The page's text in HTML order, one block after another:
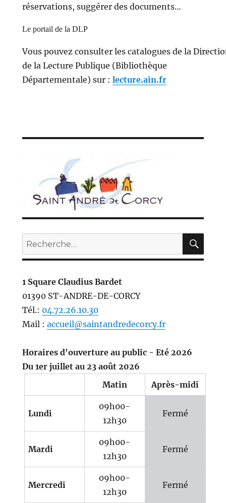
réservations, suggérer des documents…
Le portail de la DLP
Vous pouvez consulter les catalogues de la
de la Lecture Publique (Bibliothèque
Départementale) sur : lecture.ain.fr
Recherche
pour :
1 Square Claudius Bardet
01390 ST-ANDRE-DE-CORCY
Tél.: 04.72.26.10.30
Mail : accueil@saintandredecorcy.fr
Horaires d'ouverture au public - Eté 2026
Du 1er juillet au 23 août 2026
Matin
Après-midi
Lundi
09h00-
12h30
Fermé
Mardi
09h00-
12h30
Fermé
Mercredi
09h00-
12h30
Fermé